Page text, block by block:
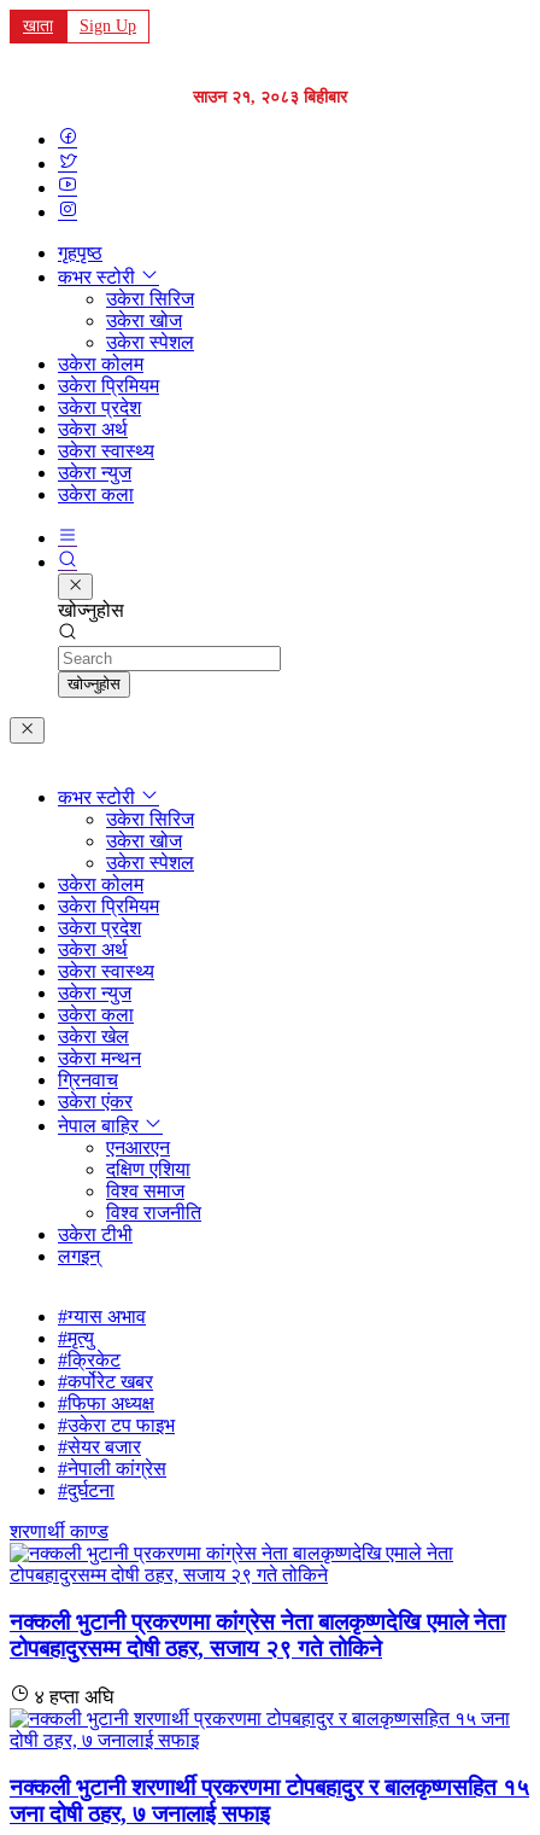
खाता Sign Up
साउन २१, २०८३ बिहीबार
गृहपृष्ठ
कभर स्टोरी
उकेरा सिरिज
उकेरा खोज
उकेरा स्पेशल
उकेरा कोलम
उकेरा प्रिमियम
उकेरा प्रदेश
उकेरा अर्थ
उकेरा स्वास्थ्य
उकेरा न्युज
उकेरा कला
खोज्नुहोस
Search
खोज्नुहोस
कभर स्टोरी
उकेरा सिरिज
उकेरा खोज
उकेरा स्पेशल
उकेरा कोलम
उकेरा प्रिमियम
उकेरा प्रदेश
उकेरा अर्थ
उकेरा स्वास्थ्य
उकेरा न्युज
उकेरा कला
उकेरा खेल
उकेरा मन्थन
ग्रिनवाच
उकेरा एंकर
नेपाल बाहिर
एनआरएन
दक्षिण एशिया
विश्व समाज
विश्व राजनीति
उकेरा टीभी
लगइन्
#ग्यास अभाव
#मृत्यु
#क्रिकेट
#कर्पोरेट खबर
#फिफा अध्यक्ष
#उकेरा टप फाइभ
#सेयर बजार
#नेपाली कांग्रेस
#दुर्घटना
शरणार्थी काण्ड
नक्कली भुटानी प्रकरणमा कांग्रेस नेता बालकृष्णदेखि एमाले नेता
टोपबहादुरसम्म दोषी ठहर, सजाय २९ गते तोकिने
४ हप्ता अघि
नक्कली भुटानी शरणार्थी प्रकरणमा टोपबहादुर र बालकृष्णसहित १५
जना दोषी ठहर, ७ जनालाई सफाइ